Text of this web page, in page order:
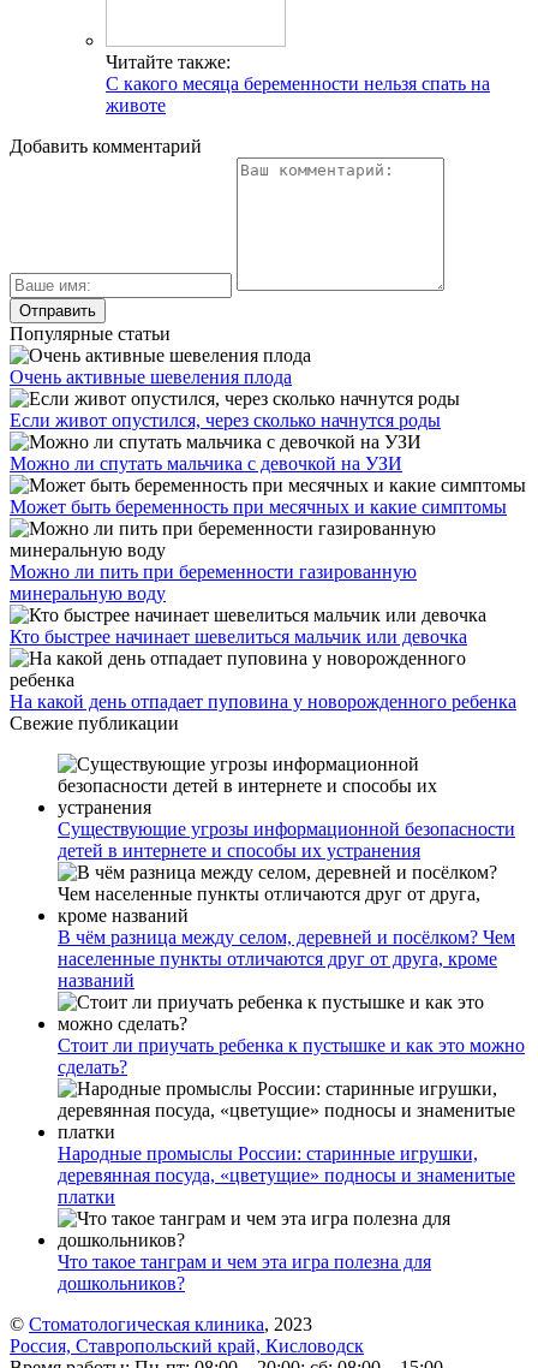
Читайте также:
С какого месяца беременности нельзя спать на
животе
Добавить комментарий
Популярные статьи
Очень активные шевеления плода
Если живот опустился, через сколько начнутся роды
Можно ли спутать мальчика с девочкой на УЗИ
Может быть беременность при месячных и какие симптомы
Можно ли пить при беременности газированную
минеральную воду
Кто быстрее начинает шевелиться мальчик или девочка
На какой день отпадает пуповина у новорожденного ребенка
Свежие публикации
Существующие угрозы информационной безопасности
детей в интернете и способы их устранения
В чём разница между селом, деревней и посёлком? Чем
населенные пункты отличаются друг от друга, кроме
названий
Стоит ли приучать ребенка к пустышке и как это можно
сделать?
Народные промыслы России: старинные игрушки,
деревянная посуда, «цветущие» подносы и знаменитые
платки
Что такое танграм и чем эта игра полезна для
дошкольников?
© Стоматологическая клиника, 2023
Россия, Ставропольский край, Кисловодск